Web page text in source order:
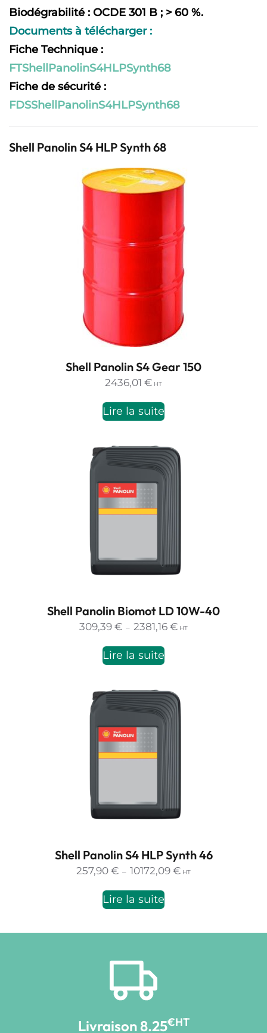
Biodégrabilité : OCDE 301 B ; > 60 %.
Documents à télécharger :
Fiche Technique :
FTShellPanolinS4HLPSynth68
Fiche de sécurité :
FDSShellPanolinS4HLPSynth68
Shell Panolin S4 HLP Synth 68
Shell Panolin S4 Gear 150
2436,01 € HT
Lire la suite
Shell Panolin Biomot LD 10W-40
309,39 € – 2381,16 €Plage
HT
Lire la suite
Shell Panolin S4 HLP Synth 46
257,90 € – 10172,09 €Plage
HT
Lire la suite
Livraison 8.25€HT